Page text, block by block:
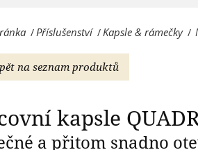
/Příslušenství /Kapsle & rámečky /
na seznam produktů
kapsle
a přitom snadno